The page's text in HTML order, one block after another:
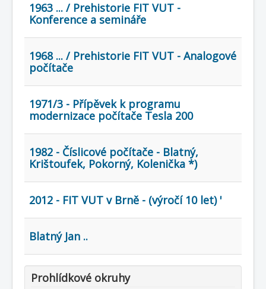
1963 ... / Prehistorie FIT VUT -
Konference a semináře
1968 ... / Prehistorie FIT VUT - Analogové
počítače
1971/3 - Přípěvek k programu
modernizace počítače Tesla 200
1982 - Číslicové počítače - Blatný,
Krištoufek, Pokorný, Kolenička *)
2012 - FIT VUT v Brně - (výročí 10 let) '
Blatný Jan ..
Prohlídkové okruhy